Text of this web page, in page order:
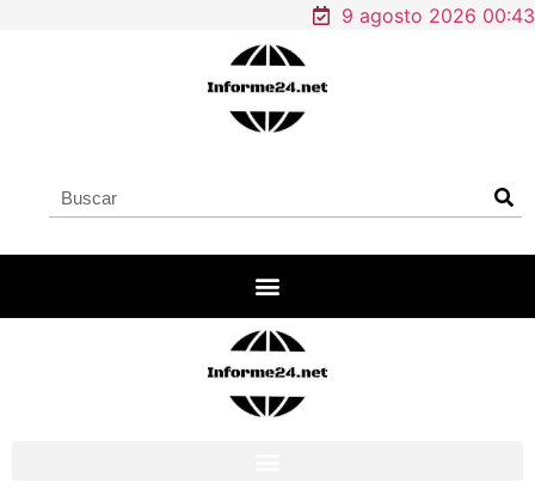
9 agosto 2026 00:43